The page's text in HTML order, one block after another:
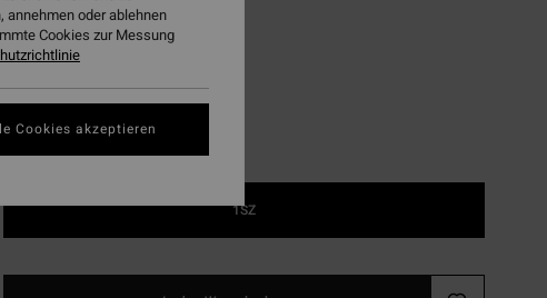
FarbeBlack
1SZ
oder ablehnen
Cookies zur Messung
Cookies akzeptieren